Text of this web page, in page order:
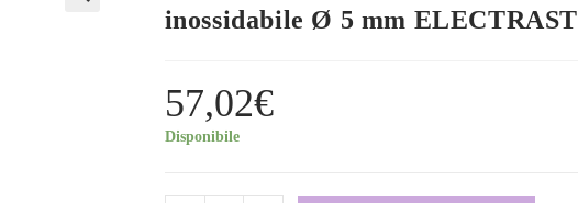
inossidabile Ø 5 mm
57,02€
Disponibile